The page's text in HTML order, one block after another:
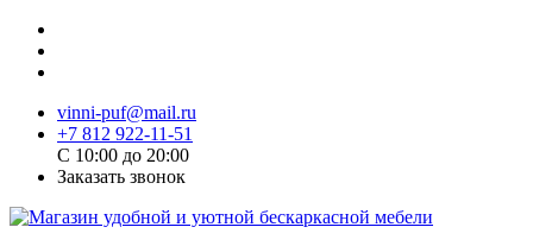
vinni-puf@mail.ru
+7 812 922-11-51
C 10:00 до 20:00
Заказать звонок